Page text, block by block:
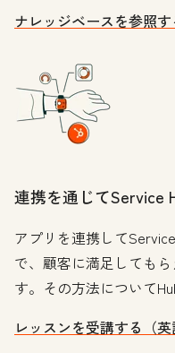
ナレッジベースを参照す
連携を通じてService
アプリを連携して
で、顧客に満足しても
す。その方法について
レッスンを受講する（英